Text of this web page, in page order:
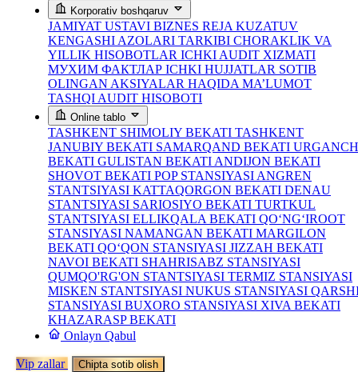
Korporativ boshqaruv
JAMIYAT USTAVI BIZNES REJA KUZATUV
KENGASHI AZOLARI TARKIBI CHORAKLIK VA
YILLIK HISOBOTLAR ICHKI AUDIT XIZMATI
МУХИМ ФАКТЛАР ICHKI HUJJATLAR SOTIB
OLINGAN AKSIYALAR HAQIDA MA’LUMOT
TASHQI AUDIT HISOBOTI
Online tablo
TASHKENT SHIMOLIY BEKATI TASHKENT
JANUBIY BEKATI SAMARQAND BEKATI URGANCH
BEKATI GULISTAN BEKATI ANDIJON BEKATI
SHOVOT BEKATI POP STANSIYASI ANGREN
STANTSIYASI KATTAQORGON BEKATI DENAU
STANTSIYASI SARIOSIYO BEKATI TURTKUL
STANTSIYASI ELLIKQALA BEKATI QO‘NG‘IROOT
STANSIYASI NAMANGAN BEKATI MARGILON
BEKATI QO‘QON STANSIYASI JIZZAH BEKATI
NAVOI BEKATI SHAHRISABZ STANSIYASI
QUMQO'RG'ON STANTSIYASI TERMIZ STANSIYASI
MISKEN STANTSIYASI NUKUS STANSIYASI
STANSIYASI BUXORO STANSIYASI XIVA BEKATI
KHAZARASP BEKATI
Onlayn Qabul
Vip zallar Chipta sotib olish